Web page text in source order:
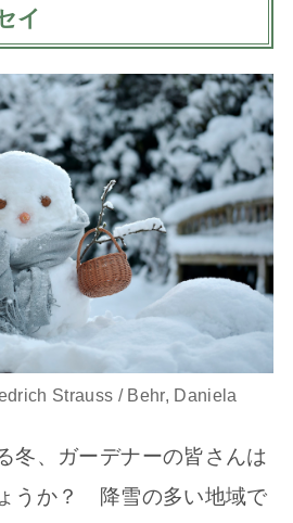
イ
Strauss / Behr, Daniela
冬、ガーデナーの皆さんは
うか？ 降雪の多い地域で